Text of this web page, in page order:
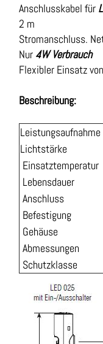
Anschlusskabel für
2 m
Stromanschluss.
Nur 4W Verbrauch
Flexibler Einsatz
Beschreibung:
Leistungsaufnahme
Lichtstärke
Einsatztemperatur
Lebensdauer
Anschluss
Befestigung
Gehäuse
Abmessungen
Schutzklasse